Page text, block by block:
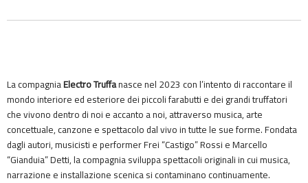
La compagniaElectro Truffanasce nel 2023 con l’intento di raccontare il
mondo interiore ed esteriore dei piccoli farabutti e dei grandi truffatori
che vivono dentro di noi e accanto a noi, attraverso musica, arte
concettuale, canzone e spettacolo dal vivo in tutte le sue forme. Fondata
dagli autori, musicisti e performer Frei “Castigo” Rossi e Marcello
“Gianduia” Detti, la compagnia sviluppa spettacoli originali in cui musica,
narrazione e installazione scenica si contaminano continuamente.